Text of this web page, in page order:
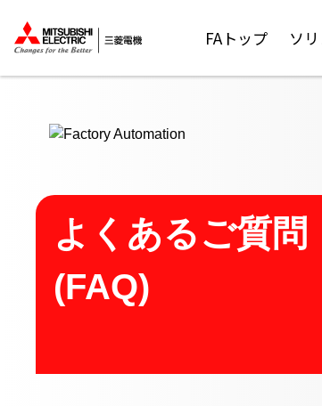
FAトップ ソ
よくあるご質問
(FAQ)